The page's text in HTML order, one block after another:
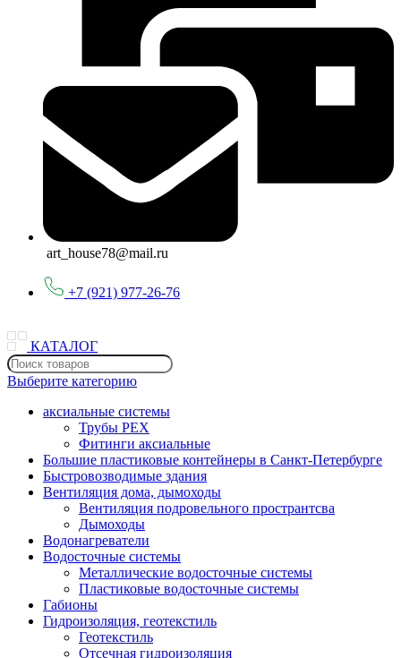
art_house78@mail.ru
+7 (921) 977-26-76
КАТАЛОГ
Выберите категорию
аксиальные системы
Трубы PEX
Фитинги аксиальные
Большие пластиковые контейнеры в Санкт-Петербурге
Быстровозводимые здания
Вентиляция дома, дымоходы
Вентиляция подровельного пространтсва
Дымоходы
Водонагреватели
Водосточные системы
Металлические водосточные системы
Пластиковые водосточные системы
Габионы
Гидроизоляция, геотекстиль
Геотекстиль
Отсечная гидроизоляция